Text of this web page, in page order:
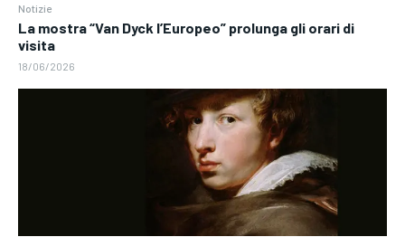
Notizie
La mostra “Van Dyck l’Europeo” prolunga gli orari di
visita
18/06/2026